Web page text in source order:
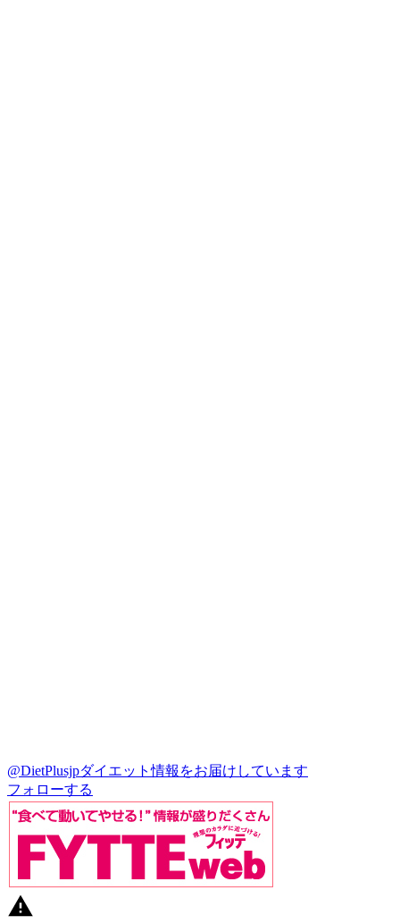
@DietPlusjpダイエット情報をお届けしています
フォローする